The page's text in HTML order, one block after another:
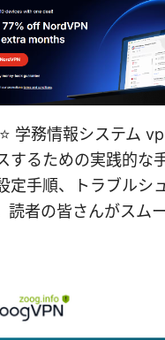
学務情報システム
するための実践的な
定手順、トラブルシ
読者の皆さんがスム